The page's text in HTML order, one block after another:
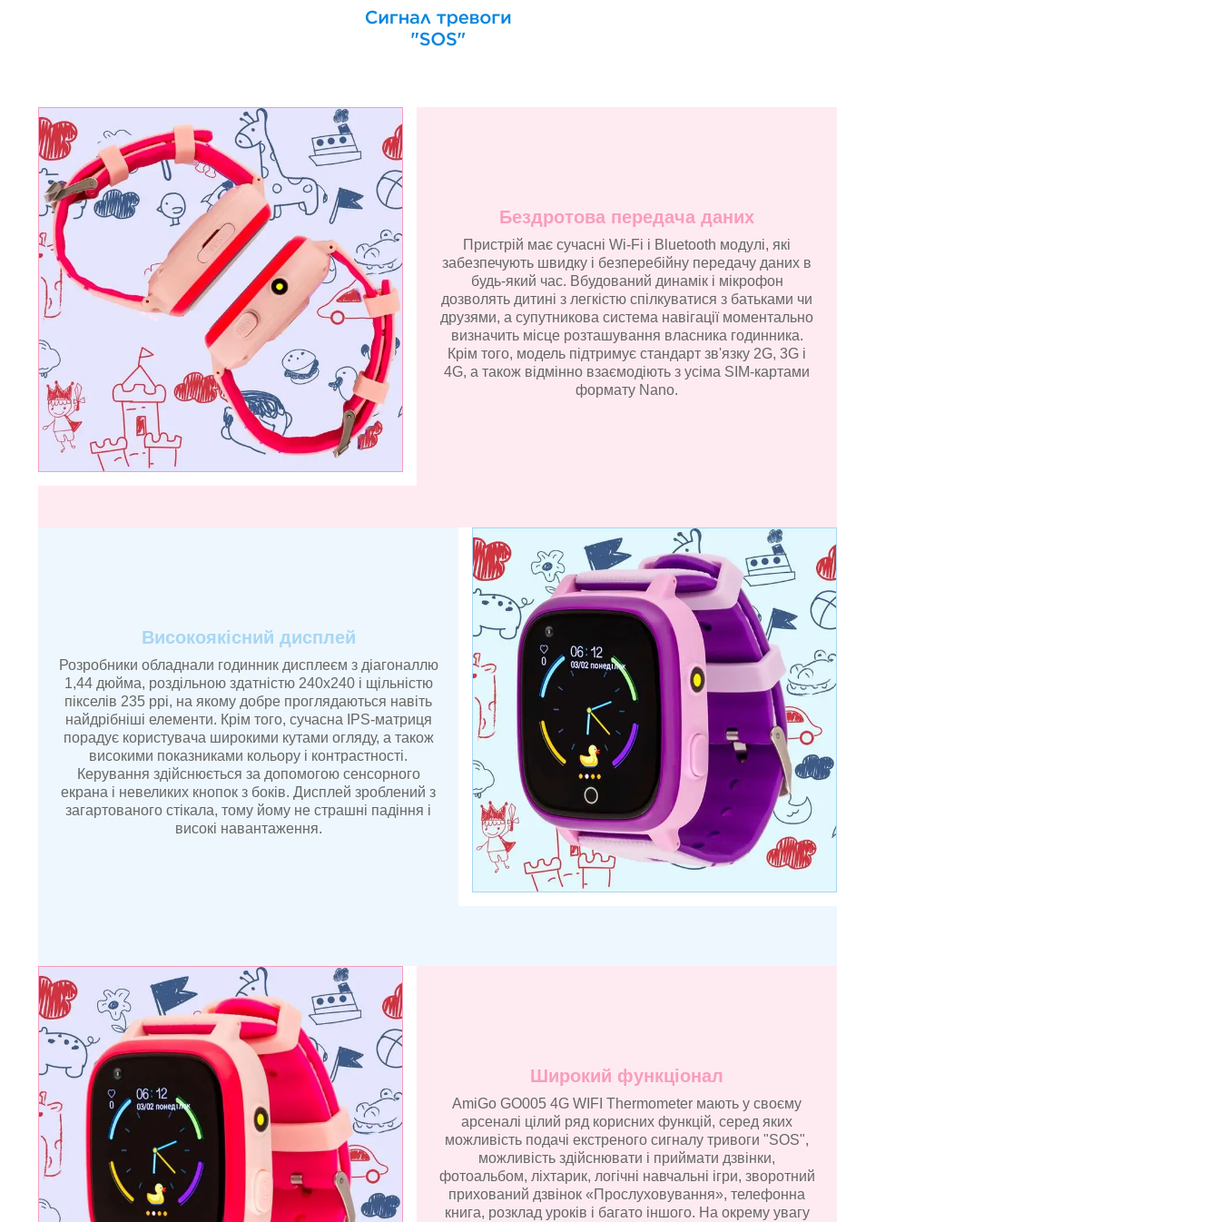
Бездротова передача даних
Пристрій має сучасні Wi-Fi і Bluetooth модулі, які
забезпечують швидку і безперебійну передачу даних в
будь-який час. Вбудований динамік і мікрофон
дозволять дитині з легкістю спілкуватися з батьками чи
друзями, а супутникова система навігації моментально
визначить місце розташування власника годинника.
Крім того, модель підтримує стандарт зв'язку 2G, 3G і
4G, а також відмінно взаємодіють з усіма SIM-картами
формату Nano.
Високоякісний дисплей
Розробники обладнали годинник дисплеєм з діагоналлю
1,44 дюйма, роздільною здатністю 240х240 і щільністю
пікселів 235 ppi, на якому добре проглядаються навіть
найдрібніші елементи. Крім того, сучасна IPS-матриця
порадує користувача широкими кутами огляду, а також
високими показниками кольору і контрастності.
Керування здійснюється за допомогою сенсорного
екрана і невеликих кнопок з боків. Дисплей зроблений з
загартованого стікала, тому йому не страшні падіння і
високі навантаження.
Широкий функціонал
AmiGo GO005 4G WIFI Thermometer мають у своєму
арсеналі цілий ряд корисних функцій, серед яких
можливість подачі екстреного сигналу тривоги "SOS",
можливість здійснювати і приймати дзвінки,
фотоальбом, ліхтарик, логічні навчальні ігри, зворотний
прихований дзвінок «Прослуховування», телефонна
книга, розклад уроків і багато іншого. На окрему увагу